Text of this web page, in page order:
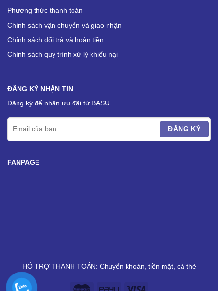
Phương thức thanh toán
Chính sách vận chuyển và giao nhận
Chính sách đổi trả và hoàn tiền
Chính sách quy trình xử lý khiếu nại
ĐĂNG KÝ NHẬN TIN
Đăng ký để nhận ưu đãi từ BASU
FANPAGE
HỖ TRỢ THANH TOÁN: Chuyển khoản, tiền mặt, cà thẻ